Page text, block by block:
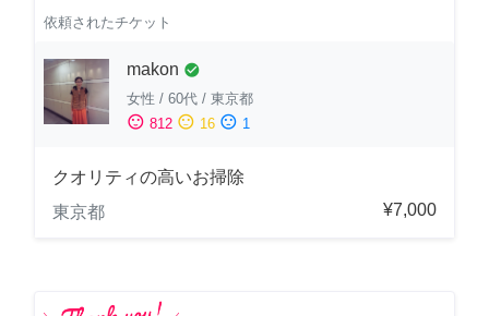
依頼されたチケット
makon check_circle
女性 / 60代 / 東京都
sentiment_satisfied 812 sentiment_neutral 16 sentiment_dissatisfied 1
クオリティの高いお掃除
東京都
¥7,000